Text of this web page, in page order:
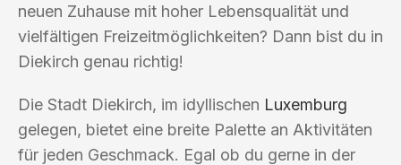
neuen Zuhause mit hoher Lebensqualität und
vielfältigen Freizeitmöglichkeiten? Dann bist du in
Diekirch genau richtig!
Die Stadt Diekirch, im idyllischen Luxemburg
gelegen, bietet eine breite Palette an Aktivitäten
für jeden Geschmack. Egal ob du gerne in der